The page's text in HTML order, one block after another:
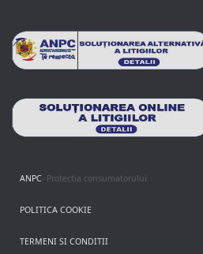
ANPC- Protectia consumatorului
POLITICA COOKIE
TERMENI SI CONDITII